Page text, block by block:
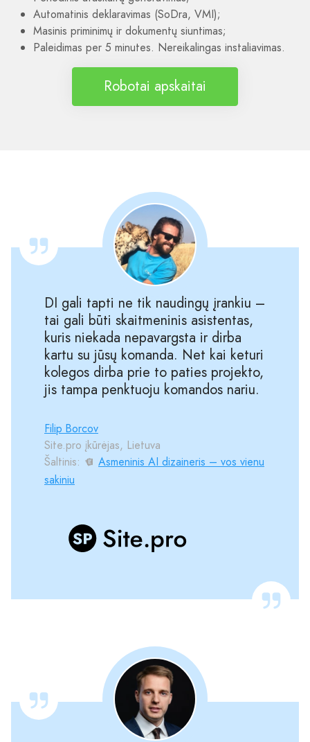
Automatinis deklaravimas (SoDra, VMI);
Masinis priminimų ir dokumentų siuntimas;
Paleidimas per 5 minutes. Nereikalingas instaliavimas.
Robotai apskaitai
DI gali tapti ne tik naudingų įrankiu –
tai gali būti skaitmeninis asistentas,
kuris niekada nepavargsta ir dirba
kartu su jūsų komanda. Net kai keturi
kolegos dirba prie to paties projekto,
jis tampa penktuoju komandos nariu.
Filip Borcov
Site.pro įkūrėjas, Lietuva
Šaltinis:
Asmeninis AI dizaineris – vos vienu
sakiniu